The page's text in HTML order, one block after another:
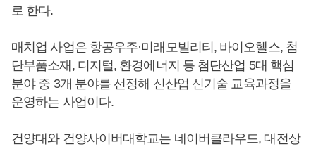
로 한다.
매치업 사업은 항공우주·미래모빌리티, 바이오헬스, 첨
단부품소재, 디지털, 환경에너지 등 첨단산업 5대 핵심
분야 중 3개 분야를 선정해 신산업 신기술 교육과정을
운영하는 사업이다.
건양대와 건양사이버대학교는 네이버클라우드, 대전상